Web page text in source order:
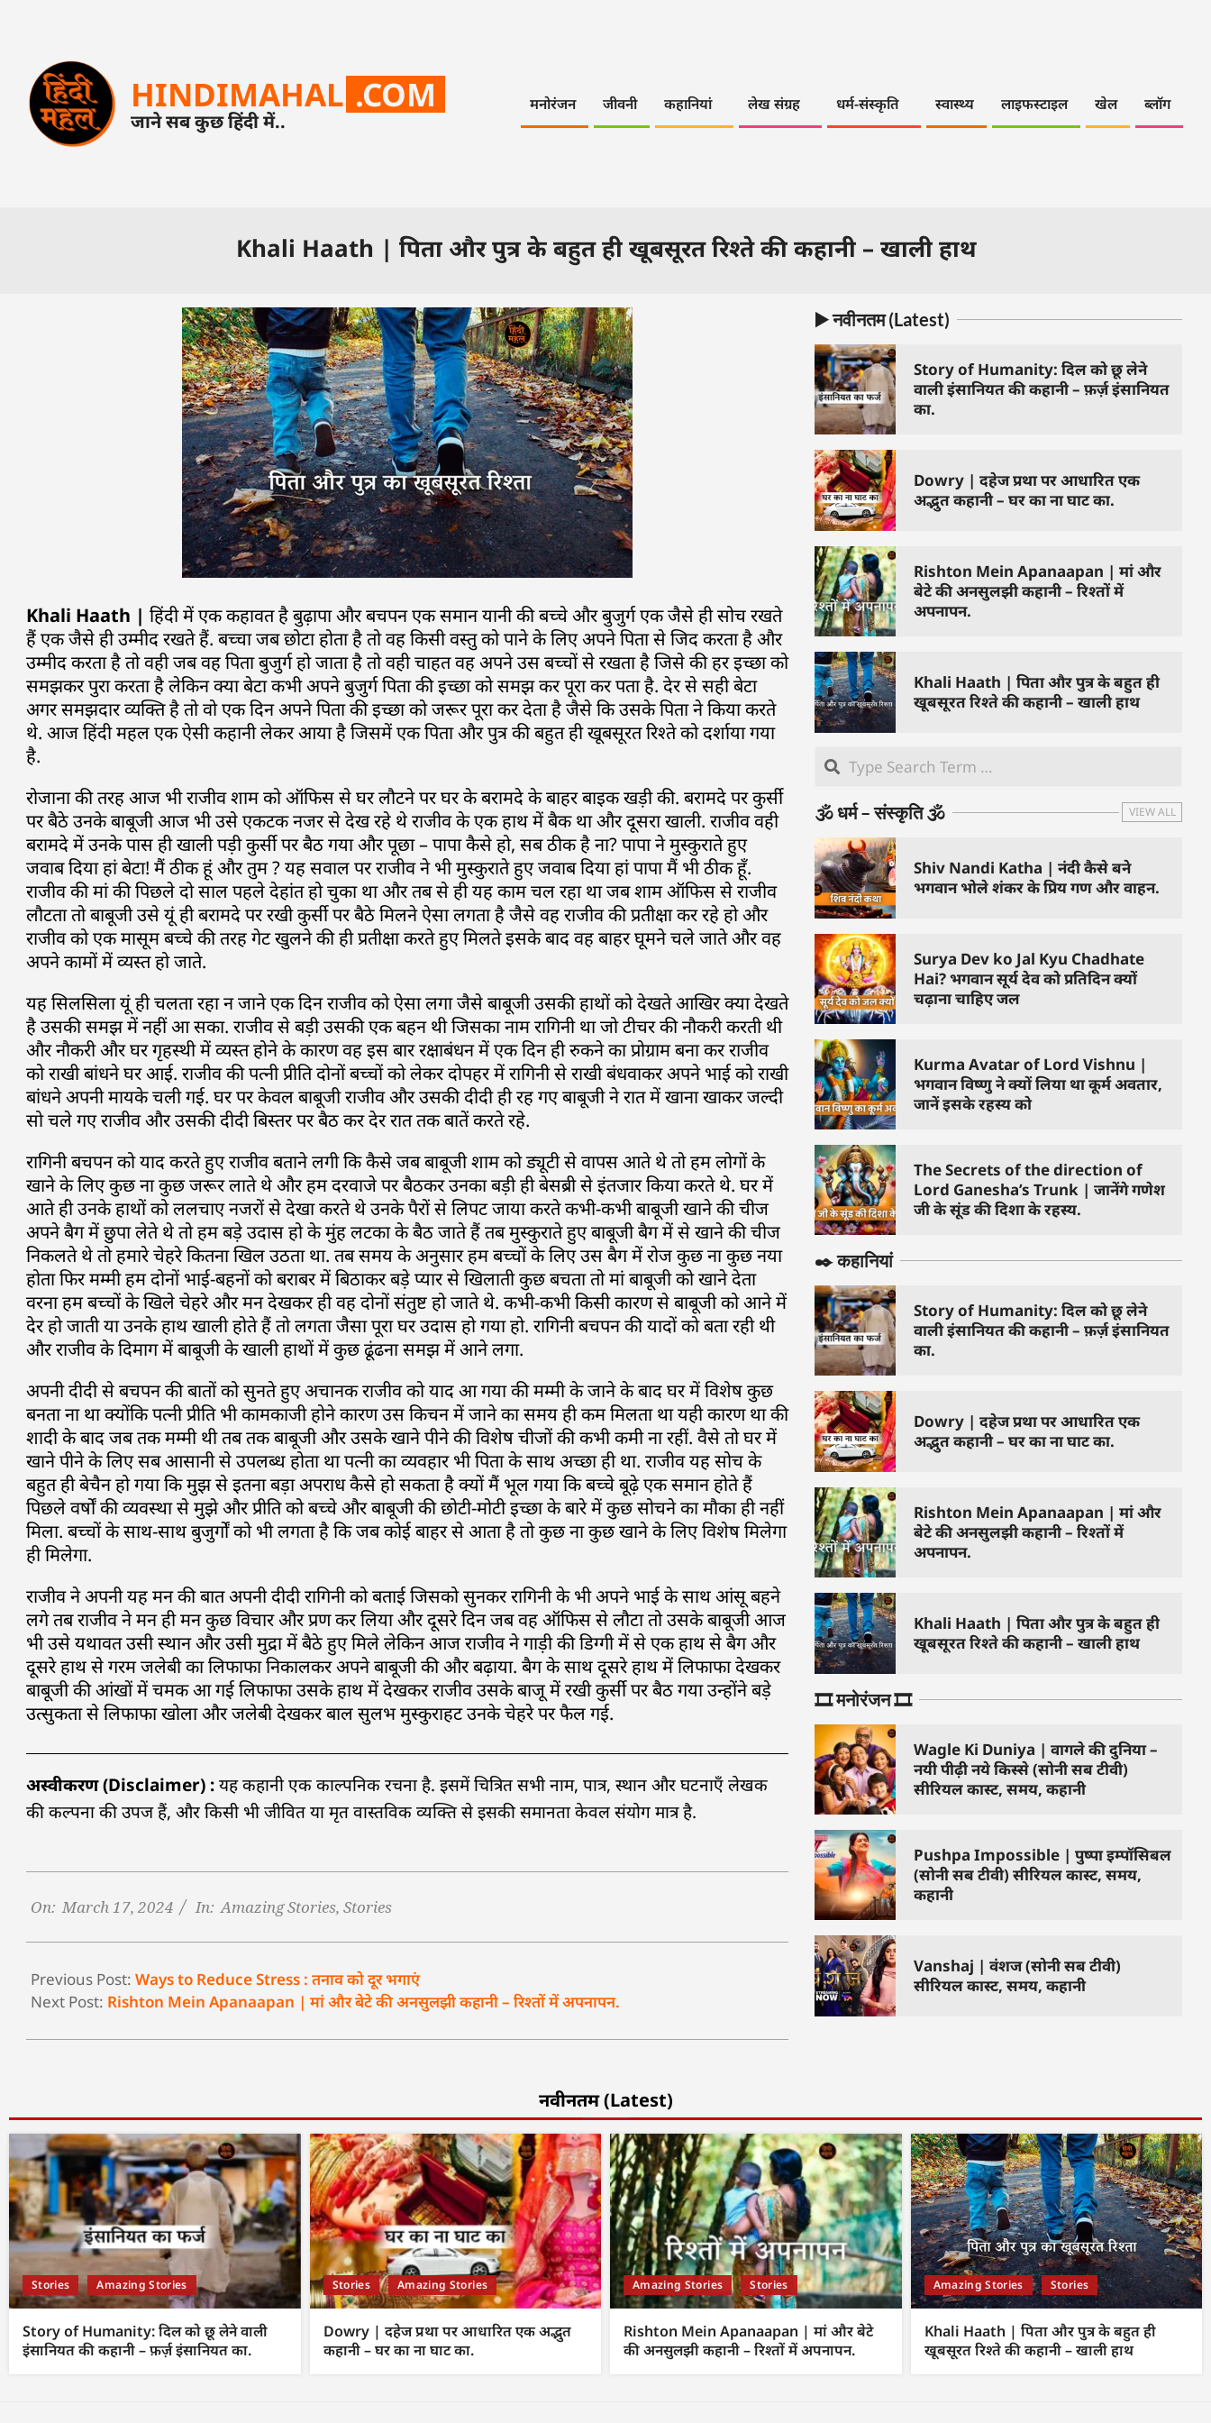
HINDIMAHAL .COM
जाने सब कुछ हिंदी में..
मनोरंजन जीवनी कहानियां लेख संग्रह धर्म-संस्कृति स्वास्थ्य लाइफस्टाइल खेल ब्लॉग
Khali Haath | पिता और पुत्र के बहुत ही खूबसूरत रिश्ते की कहानी – खाली हाथ
Khali Haath | हिंदी में एक कहावत है बुढ़ापा और बचपन एक समान यानी की बच्चे और बुजुर्ग एक जैसे ही सोच रखते
हैं एक जैसे ही उम्मीद रखते हैं. बच्चा जब छोटा होता है तो वह किसी वस्तु को पाने के लिए अपने पिता से जिद करता है और
उम्मीद करता है तो वही जब वह पिता बुजुर्ग हो जाता है तो वही चाहत वह अपने उस बच्चों से रखता है जिसे की हर इच्छा को
समझकर पुरा करता है लेकिन क्या बेटा कभी अपने बुजुर्ग पिता की इच्छा को समझ कर पूरा कर पता है. देर से सही बेटा
अगर समझदार व्यक्ति है तो वो एक दिन अपने पिता की इच्छा को जरूर पूरा कर देता है जैसे कि उसके पिता ने किया करते
थे. आज हिंदी महल एक ऐसी कहानी लेकर आया है जिसमें एक पिता और पुत्र की बहुत ही खूबसूरत रिश्ते को दर्शाया गया
है.
रोजाना की तरह आज भी राजीव शाम को ऑफिस से घर लौटने पर घर के बरामदे के बाहर बाइक खड़ी की. बरामदे पर कुर्सी
पर बैठे उनके बाबूजी आज भी उसे एकटक नजर से देख रहे थे राजीव के एक हाथ में बैक था और दूसरा खाली. राजीव वही
बरामदे में उनके पास ही खाली पड़ी कुर्सी पर बैठ गया और पूछा – पापा कैसे हो, सब ठीक है ना? पापा ने मुस्कुराते हुए
जवाब दिया हां बेटा! मैं ठीक हूं और तुम ? यह सवाल पर राजीव ने भी मुस्कुराते हुए जवाब दिया हां पापा मैं भी ठीक हूँ.
राजीव की मां की पिछले दो साल पहले देहांत हो चुका था और तब से ही यह काम चल रहा था जब शाम ऑफिस से राजीव
लौटता तो बाबूजी उसे यूं ही बरामदे पर रखी कुर्सी पर बैठे मिलने ऐसा लगता है जैसे वह राजीव की प्रतीक्षा कर रहे हो और
राजीव को एक मासूम बच्चे की तरह गेट खुलने की ही प्रतीक्षा करते हुए मिलते इसके बाद वह बाहर घूमने चले जाते और वह
अपने कामों में व्यस्त हो जाते.
यह सिलसिला यूं ही चलता रहा न जाने एक दिन राजीव को ऐसा लगा जैसे बाबूजी उसकी हाथों को देखते आखिर क्या देखते
है उसकी समझ में नहीं आ सका. राजीव से बड़ी उसकी एक बहन थी जिसका नाम रागिनी था जो टीचर की नौकरी करती थी
और नौकरी और घर गृहस्थी में व्यस्त होने के कारण वह इस बार रक्षाबंधन में एक दिन ही रुकने का प्रोग्राम बना कर राजीव
को राखी बांधने घर आई. राजीव की पत्नी प्रीति दोनों बच्चों को लेकर दोपहर में रागिनी से राखी बंधवाकर अपने भाई को राखी
बांधने अपनी मायके चली गई. घर पर केवल बाबूजी राजीव और उसकी दीदी ही रह गए बाबूजी ने रात में खाना खाकर जल्दी
सो चले गए राजीव और उसकी दीदी बिस्तर पर बैठ कर देर रात तक बातें करते रहे.
रागिनी बचपन को याद करते हुए राजीव बताने लगी कि कैसे जब बाबूजी शाम को ड्यूटी से वापस आते थे तो हम लोगों के
खाने के लिए कुछ ना कुछ जरूर लाते थे और हम दरवाजे पर बैठकर उनका बड़ी ही बेसब्री से इंतजार किया करते थे. घर में
आते ही उनके हाथों को ललचाए नजरों से देखा करते थे उनके पैरों से लिपट जाया करते कभी-कभी बाबूजी खाने की चीज
अपने बैग में छुपा लेते थे तो हम बड़े उदास हो के मुंह लटका के बैठ जाते हैं तब मुस्कुराते हुए बाबूजी बैग में से खाने की चीज
निकलते थे तो हमारे चेहरे कितना खिल उठता था. तब समय के अनुसार हम बच्चों के लिए उस बैग में रोज कुछ ना कुछ नया
होता फिर मम्मी हम दोनों भाई-बहनों को बराबर में बिठाकर बड़े प्यार से खिलाती कुछ बचता तो मां बाबूजी को खाने देता
वरना हम बच्चों के खिले चेहरे और मन देखकर ही वह दोनों संतुष्ट हो जाते थे. कभी-कभी किसी कारण से बाबूजी को आने में
देर हो जाती या उनके हाथ खाली होते हैं तो लगता जैसा पूरा घर उदास हो गया हो. रागिनी बचपन की यादों को बता रही थी
और राजीव के दिमाग में बाबूजी के खाली हाथों में कुछ ढूंढना समझ में आने लगा.
अपनी दीदी से बचपन की बातों को सुनते हुए अचानक राजीव को याद आ गया की मम्मी के जाने के बाद घर में विशेष कुछ
बनता ना था क्योंकि पत्नी प्रीति भी कामकाजी होने कारण उस किचन में जाने का समय ही कम मिलता था यही कारण था की
शादी के बाद जब तक मम्मी थी तब तक बाबूजी और उसके खाने पीने की विशेष चीजों की कभी कमी ना रहीं. वैसे तो घर में
खाने पीने के लिए सब आसानी से उपलब्ध होता था पत्नी का व्यवहार भी पिता के साथ अच्छा ही था. राजीव यह सोच के
बहुत ही बेचैन हो गया कि मुझ से इतना बड़ा अपराध कैसे हो सकता है क्यों मैं भूल गया कि बच्चे बूढ़े एक समान होते हैं
पिछले वर्षों की व्यवस्था से मुझे और प्रीति को बच्चे और बाबूजी की छोटी-मोटी इच्छा के बारे में कुछ सोचने का मौका ही नहीं
मिला. बच्चों के साथ-साथ बुजुर्गों को भी लगता है कि जब कोई बाहर से आता है तो कुछ ना कुछ खाने के लिए विशेष मिलेगा
ही मिलेगा.
राजीव ने अपनी यह मन की बात अपनी दीदी रागिनी को बताई जिसको सुनकर रागिनी के भी अपने भाई के साथ आंसू बहने
लगे तब राजीव ने मन ही मन कुछ विचार और प्रण कर लिया और दूसरे दिन जब वह ऑफिस से लौटा तो उसके बाबूजी आज
भी उसे यथावत उसी स्थान और उसी मुद्रा में बैठे हुए मिले लेकिन आज राजीव ने गाड़ी की डिग्गी में से एक हाथ से बैग और
दूसरे हाथ से गरम जलेबी का लिफाफा निकालकर अपने बाबूजी की और बढ़ाया. बैग के साथ दूसरे हाथ में लिफाफा देखकर
बाबूजी की आंखों में चमक आ गई लिफाफा उसके हाथ में देखकर राजीव उसके बाजू में रखी कुर्सी पर बैठ गया उन्होंने बड़े
उत्सुकता से लिफाफा खोला और जलेबी देखकर बाल सुलभ मुस्कुराहट उनके चेहरे पर फैल गई.
अस्वीकरण (Disclaimer) :यह कहानी एक काल्पनिक रचना है. इसमें चित्रित सभी नाम, पात्र, स्थान और घटनाएँ लेखक
की कल्पना की उपज हैं, और किसी भी जीवित या मृत वास्तविक व्यक्ति से इसकी समानता केवल संयोग मात्र है.
On: March 17, 2024 In: Amazing Stories, Stories
Previous Post: Ways to Reduce Stress : तनाव को दूर भगाएं
Next Post: Rishton Mein Apanaapan | मां और बेटे की अनसुलझी कहानी – रिश्तों में अपनापन.
▶️ नवीनतम (Latest)
Story of Humanity: दिल को छू लेने
वाली इंसानियत की कहानी – फ़र्ज़ इंसानियत
का.
Dowry | दहेज प्रथा पर आधारित एक
अद्भुत कहानी – घर का ना घाट का.
Rishton Mein Apanaapan | मां और
बेटे की अनसुलझी कहानी – रिश्तों में
अपनापन.
Khali Haath | पिता और पुत्र के बहुत ही
खूबसूरत रिश्ते की कहानी – खाली हाथ
🕉️ धर्म – संस्कृति 🕉️ VIEW ALL
Shiv Nandi Katha | नंदी कैसे बने
भगवान भोले शंकर के प्रिय गण और वाहन.
Surya Dev ko Jal Kyu Chadhate
Hai? भगवान सूर्य देव को प्रतिदिन क्यों
चढ़ाना चाहिए जल
Kurma Avatar of Lord Vishnu |
भगवान विष्णु ने क्यों लिया था कूर्म अवतार,
जानें इसके रहस्य को
The Secrets of the direction of
Lord Ganesha’s Trunk | जानेंगे गणेश
जी के सूंड की दिशा के रहस्य.
✒️ कहानियां
Story of Humanity: दिल को छू लेने
वाली इंसानियत की कहानी – फ़र्ज़ इंसानियत
का.
Dowry | दहेज प्रथा पर आधारित एक
अद्भुत कहानी – घर का ना घाट का.
Rishton Mein Apanaapan | मां और
बेटे की अनसुलझी कहानी – रिश्तों में
अपनापन.
Khali Haath | पिता और पुत्र के बहुत ही
खूबसूरत रिश्ते की कहानी – खाली हाथ
🎞️ मनोरंजन 🎞️
Wagle Ki Duniya | वागले की दुनिया –
नयी पीढ़ी नये किस्से (सोनी सब टीवी)
सीरियल कास्ट, समय, कहानी
Pushpa Impossible | पुष्पा इम्पॉसिबल
(सोनी सब टीवी) सीरियल कास्ट, समय,
कहानी
Vanshaj | वंशज (सोनी सब टीवी)
सीरियल कास्ट, समय, कहानी
नवीनतम (Latest)
Stories Amazing Stories
Story of Humanity: दिल को छू लेने वाली
इंसानियत की कहानी – फ़र्ज़ इंसानियत का.
Stories Amazing Stories
Dowry | दहेज प्रथा पर आधारित एक अद्भुत
कहानी – घर का ना घाट का.
Amazing Stories Stories
Rishton Mein Apanaapan | मां और बेटे
की अनसुलझी कहानी – रिश्तों में अपनापन.
Amazing Stories Stories
Khali Haath | पिता और पुत्र के बहुत ही
खूबसूरत रिश्ते की कहानी – खाली हाथ